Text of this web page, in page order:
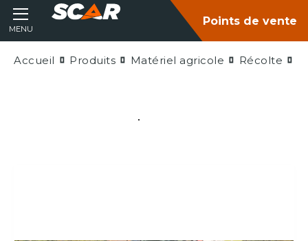
MENU
Points de vente
Accueil Produits Matériel agricole Récolte